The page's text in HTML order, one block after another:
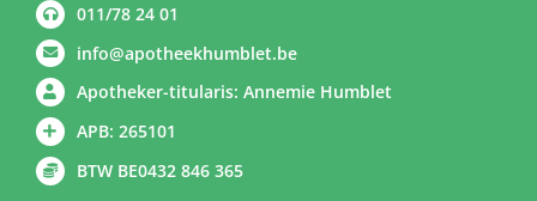
011/78 24 01
info@apotheekhumblet.be
Apotheker-titularis: Annemie Humblet
APB: 265101
BTW BE0432 846 365